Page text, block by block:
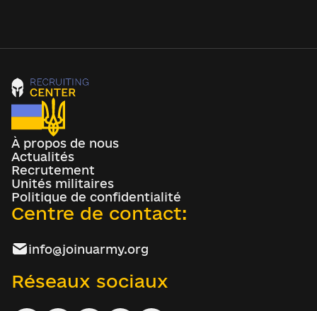
À propos de nous
Actualités
Recrutement
Unités militaires
Politique de confidentialité
Centre de contact:
info@joinuarmy.org
Réseaux sociaux